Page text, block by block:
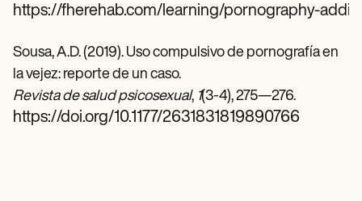
https://fherehab.com/learning/pornography-
Sousa, A.D. (2019). Uso compulsivo de pornografía en
la vejez: reporte de un caso.
Revista de salud psicosexual, 1(3-4), 275—276.
https://doi.org/10.1177/2631831819890766